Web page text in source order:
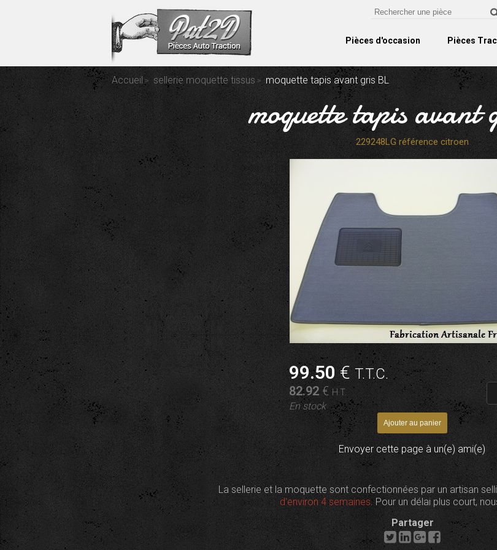
Pièces d'occasion Pièces
Accueil sellerie moquette tissus moquette tapis avant gris BL
moquette tapis
229248LG référence citroen
99.50€T.T.C.
82.92 € H.T.
En stock
Envoyer cette page à un(e) ami(e)
La sellerie et la moquette sont confectionnées par un artisan
d'environ 4 semaines. Pour un délai plus court,
Partager